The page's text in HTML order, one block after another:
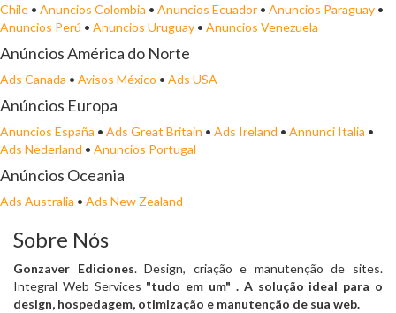
Chile • Anuncios Colombia • Anuncios Ecuador • Anuncios Paraguay •
Anuncios Perú • Anuncios Uruguay • Anuncios Venezuela
Anúncios América do Norte
Ads Canada • Avisos México • Ads USA
Anúncios Europa
Anuncios España • Ads Great Britain • Ads Ireland • Annunci Italia •
Ads Nederland • Anuncios Portugal
Anúncios Oceania
Ads Australia • Ads New Zealand
Sobre Nós
Gonzaver Ediciones. Design, criação e manutenção de sites.
Integral Web Services "tudo em um" . A solução ideal para o
design, hospedagem, otimização e manutenção de sua web.